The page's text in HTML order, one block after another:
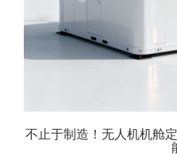
不止于制造！无人机机舱